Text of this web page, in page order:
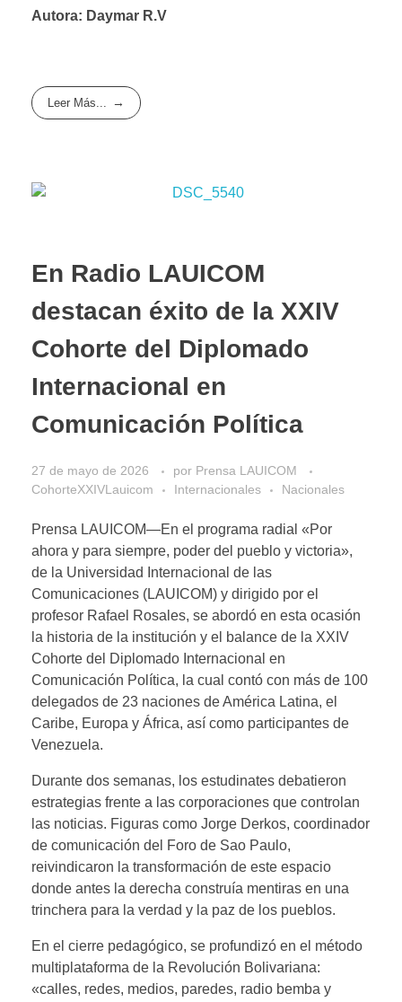
Autora: Daymar R.V
Leer Más...
En Radio LAUICOM
destacan éxito de la XXIV
Cohorte del Diplomado
Internacional en
Comunicación Política
27 de mayo de 2026 por Prensa LAUICOM
CohorteXXIVLauicom
Internacionales Nacionales
Prensa LAUICOM—En el programa radial «Por
ahora y para siempre, poder del pueblo y victoria»,
de la Universidad Internacional de las
Comunicaciones (LAUICOM) y dirigido por el
profesor Rafael Rosales, se abordó en esta ocasión
la historia de la institución y el balance de la XXIV
Cohorte del Diplomado Internacional en
Comunicación Política, la cual contó con más de 100
delegados de 23 naciones de América Latina, el
Caribe, Europa y África, así como participantes de
Venezuela.
Durante dos semanas, los estudinates debatieron
estrategias frente a las corporaciones que controlan
las noticias. Figuras como Jorge Derkos, coordinador
de comunicación del Foro de Sao Paulo,
reivindicaron la transformación de este espacio
donde antes la derecha construía mentiras en una
trinchera para la verdad y la paz de los pueblos.
​En el cierre pedagógico, se profundizó en el método
multiplataforma de la Revolución Bolivariana:
«calles, redes, medios, paredes, radio bemba y